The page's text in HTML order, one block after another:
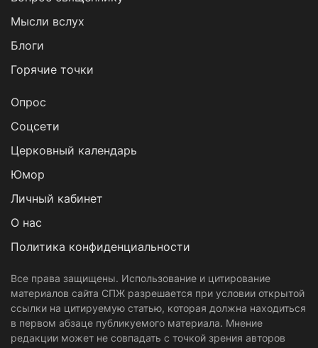
Мысли вслух
Блоги
Горячие точки
Опрос
Cоцсети
Церковный календарь
Юмор
Личный кабинет
О нас
Политика конфиденциальности
Все права защищены. Использование и цитирование
материалов сайта СПЖ разрешается при условии открытой
ссылки на цитируемую статью, которая должна находиться
в первом абзаце публикуемого материала. Мнение
редакции может не совпадать с точкой зрения авторов